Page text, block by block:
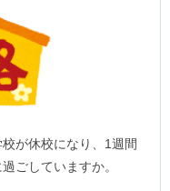
が休校になり、1週間
ごしていますか。